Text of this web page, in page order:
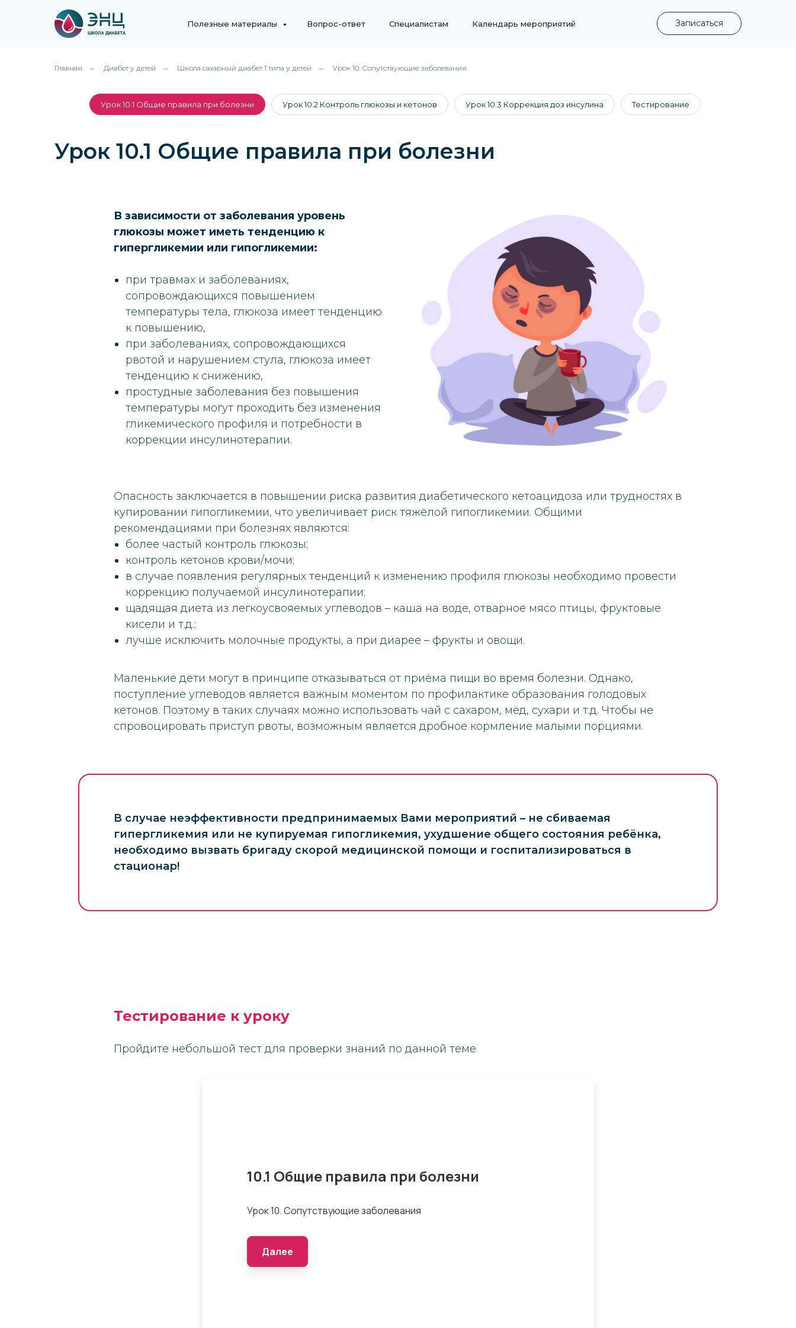
Полезные материалы Вопрос-ответ Специалистам Календарь мероприятий Записаться
Главная → Диабет у детей → Школа сахарный диабет 1 типа у детей → Урок 10. Сопутствующие заболевания
Урок 10.1 Общие правила при болезни Урок 10.2 Контроль глюкозы и кетонов Урок 10.3 Коррекция доз инсулина Тестирование
Урок 10.1 Общие правила при болезни
В зависимости от заболевания уровень
глюкозы может иметь тенденцию к
гипергликемии или гипогликемии:
при травмах и заболеваниях,
сопровождающихся повышением
температуры тела, глюкоза имеет тенденцию
к повышению,
при заболеваниях, сопровождающихся
рвотой и нарушением стула, глюкоза имеет
тенденцию к снижению,
простудные заболевания без повышения
температуры могут проходить без изменения
гликемического профиля и потребности в
коррекции инсулинотерапии.
Опасность заключается в повышении риска развития диабетического кетоацидоза или трудностях в
купировании гипогликемии, что увеличивает риск тяжёлой гипогликемии. Общими
рекомендациями при болезнях являются:
более частый контроль глюкозы;
контроль кетонов крови/мочи;
в случае появления регулярных тенденций к изменению профиля глюкозы необходимо провести
коррекцию получаемой инсулинотерапии;
щадящая диета из легкоусвояемых углеводов – каша на воде, отварное мясо птицы, фруктовые
кисели и т.д.;
лучше исключить молочные продукты, а при диарее – фрукты и овощи.
Маленькие дети могут в принципе отказываться от приёма пищи во время болезни. Однако,
поступление углеводов является важным моментом по профилактике образования голодовых
кетонов. Поэтому в таких случаях можно использовать чай с сахаром, мёд, сухари и т.д. Чтобы не
спровоцировать приступ рвоты, возможным является дробное кормление малыми порциями.
В случае неэффективности предпринимаемых Вами мероприятий – не сбиваемая
гипергликемия или не купируемая гипогликемия, ухудшение общего состояния ребёнка,
необходимо вызвать бригаду скорой медицинской помощи и госпитализироваться в
стационар!
Тестирование к уроку
Пройдите небольшой тест для проверки знаний по данной теме